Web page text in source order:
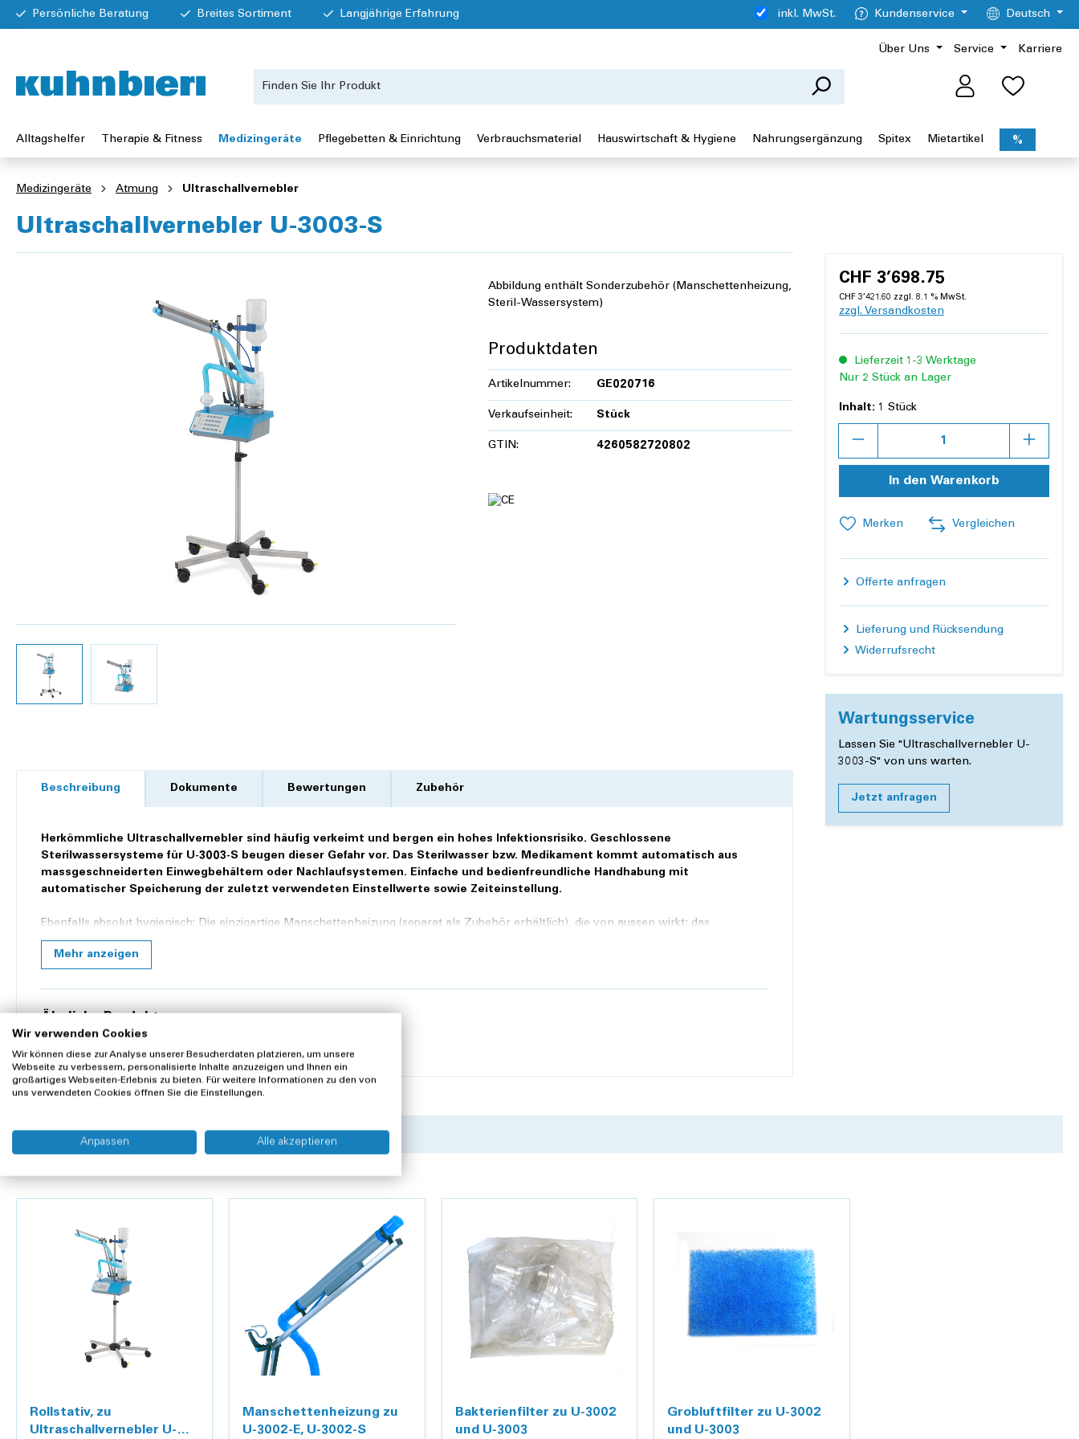
Persönliche Beratung Breites Sortiment Langjährige Erfahrung inkl. MwSt. Kundenservice Deutsch
Über Uns Service Karriere
Alltagshelfer Therapie & Fitness Medizingeräte Pflegebetten & Einrichtung Verbrauchsmaterial Hauswirtschaft & Hygiene Nahrungsergänzung Spitex Mietartikel %
Medizingeräte Atmung Ultraschallvernebler
Ultraschallvernebler U-3003-S
Abbildung enthält Sonderzubehör (Manschettenheizung,
Steril-Wassersystem)
Produktdaten
Artikelnummer: GE020716
Verkaufseinheit: Stück
GTIN: 4260582720802
Beschreibung Dokumente Bewertungen Zubehör
Herkömmliche Ultraschallvernebler sind häufig verkeimt und bergen ein hohes Infektionsrisiko. Geschlossene
Sterilwassersysteme für U-3003-S beugen dieser Gefahr vor. Das Sterilwasser bzw. Medikament kommt automatisch aus
massgeschneiderten Einwegbehältern oder Nachlaufsystemen. Einfache und bedienfreundliche Handhabung mit
automatischer Speicherung der zuletzt verwendeten Einstellwerte sowie Zeiteinstellung.
Ebenfalls absolut hygienisch: Die einzigartige Manschettenheizung (separat als Zubehör erhältlich), die von aussen wirkt; das
umständliche Sterilisieren entfällt. Durch den Einsatz hochwertiger, robuster Materialien, z.B. Edelstahl, Glas - und durch das leicht zu
reinigende Kunststoffgehäuse ist dieser moderne microcontroller-gesteuerte Ultraschallvernebler eine Investition mit hohem
mit kleinsten Aerosolpartikeln, der die tiefsten Bereiche der Atemwege erreicht. Das robuste Gerät erfüllt auch bei ständigem Einsatz
höchste Hygiene-Anforderungen. Der Schwingquarz in dem Schallkopf aus hochwertigem Glas wird zuverlässig elektronisch geschützt,
(Schläuche, Filter und steriles Wasser muss separat dazu bestellt werden).
Besondere Merkmale:
Leicht zu reinigen
Einfache und bedienerfreundliche Handhabung
Wasserstandsmeldung akustisch
Spritzwassergeschütztes Gehäuse
Höchstes Mass an Sicherheit und Hygiene
Indirekte Verneblung
Patientengerechte Verbrauchseinheiten
Modernes zeitloses Design
Optional: Innovative Manschettenheizung
Technische Daten:
MMAD: 5,3 μm *
Frequenz: 1.68 MHz
Mehr anzeigen
Ähnliche Produkte
CHF 3’698.75
CHF 3’421.60 zzgl. 8.1 % MwSt.
zzgl. Versandkosten
Lieferzeit 1-3 Werktage
Nur 2 Stück an Lager
Inhalt: 1 Stück
In den Warenkorb
Merken Vergleichen
Offerte anfragen
Lieferung und Rücksendung
Widerrufsrecht
Wartungsservice
Lassen Sie "Ultraschallvernebler U-
3003-S" von uns warten.
Jetzt anfragen
Zubehör
Rollstativ, zu
Ultraschallvernebler U-
Manschettenheizung zu
U-3002-E, U-3002-S
Bakterienfilter zu U-3002
und U-3003
Grobluftfilter zu U-3002
und U-3003
Wir verwenden Cookies
Wir können diese zur Analyse unserer Besucherdaten platzieren, um unsere
Webseite zu verbessern, personalisierte Inhalte anzuzeigen und Ihnen ein
großartiges Webseiten-Erlebnis zu bieten. Für weitere Informationen zu den von
uns verwendeten Cookies öffnen Sie die Einstellungen.
Anpassen Alle akzeptieren